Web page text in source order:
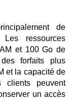
de
ressources
et 100 Go de
forfaits plus
et la capacité de
clients peuvent
un accès